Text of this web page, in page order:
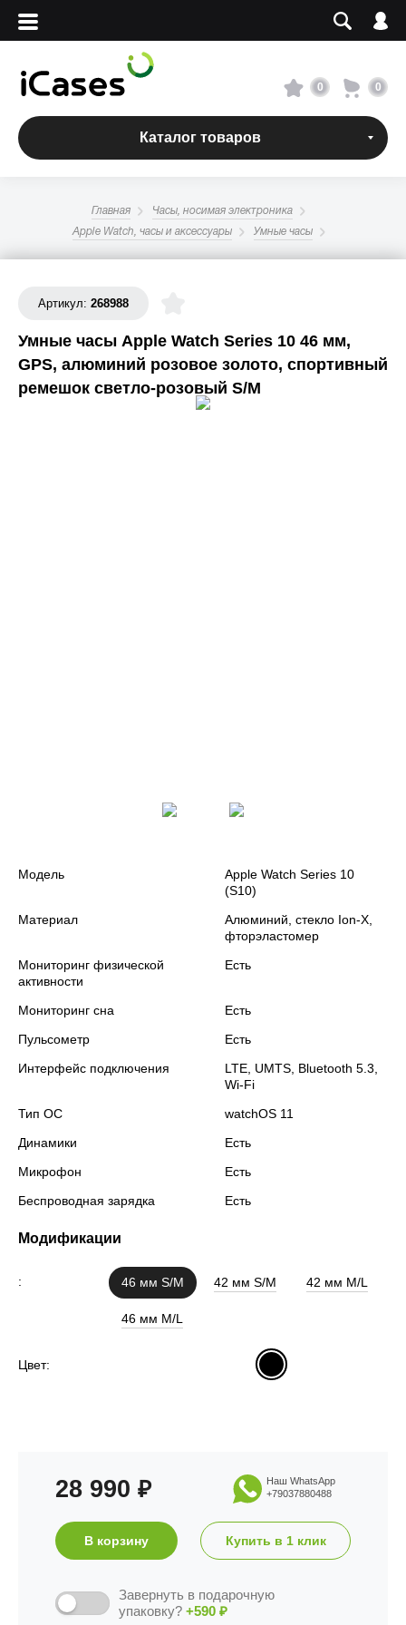
Вход
Сервисный центр
О магазине
Адреса магазинов
+7 495 960-31-54
+7 800 500-31-47
0 0
Каталог товаров
Главная Часы, носимая электроника
Apple Watch, часы и аксессуары Умные часы
Артикул: 268988
Умные часы Apple Watch Series 10 46 мм,
GPS, алюминий розовое золото, спортивный
ремешок светло-розовый S/M
Модель
Apple Watch Series 10
(S10)
Материал
Алюминий, стекло Ion‑X,
фторэластомер
Мониторинг физической
активности
Есть
Мониторинг сна
Есть
Пульсометр
Есть
Интерфейс подключения
LTE, UMTS, Bluetooth 5.3,
Wi‑Fi
Тип ОС
watchOS 11
Динамики
Есть
Микрофон
Есть
Беспроводная зарядка
Есть
Модификации
: 46 мм S/M 42 мм S/M 42 мм M/L
46 мм M/L
Цвет:
28 990 ₽
Наш WhatsApp
+79037880488
В корзину Купить в 1 клик
Завернуть в подарочную
упаковку? +590 ₽